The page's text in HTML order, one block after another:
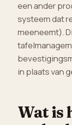
een ander
systeem dat
meeneemt).
in plaats van
Wat is